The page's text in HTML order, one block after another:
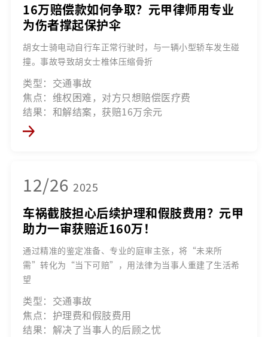
16万赔偿款如何争取？元甲律师用专业
为伤者撑起保护伞
胡女士骑电动自行车正常行驶时，与一辆小型轿车发生碰
撞。事故导致胡女士椎体压缩骨折
类型：交通事故
焦点：维权困难，对方只想赔偿医疗费
结果：和解结案，获赔16万余元
12/26 2025
车祸截肢担心后续护理和假肢费用？元甲
助力一审获赔近160万！
通过精准的鉴定准备、专业的庭审主张，将“未来所
需”转化为“当下可赔”，用法律为当事人重建了生活希
望
类型：交通事故
焦点：护理费和假肢费用
结果：解决了当事人的后顾之忧